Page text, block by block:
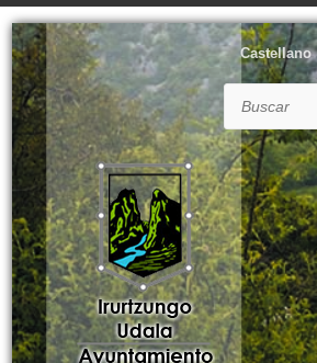
Castellano